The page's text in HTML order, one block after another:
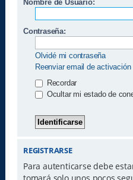
Nombre de Usuario:
Contraseña:
Olvidé mi contraseña
Reenviar email de activación
Recordar
Ocultar mi estado de
REGISTRARSE
Para autenticarse debe